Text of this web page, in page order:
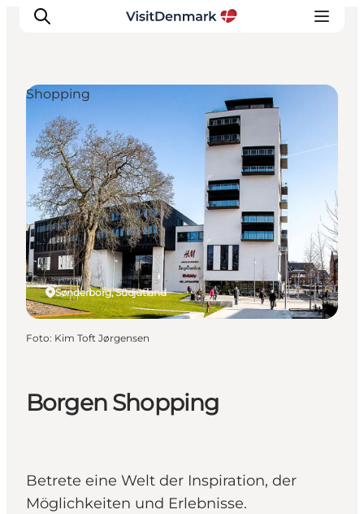
Inspiration
Regionen
Erlebnisse
Unterkünfte
Reiseplanung
Borgen Shopping
Betrete eine Welt der Inspiration, der
Möglichkeiten und Erlebnisse.
Sønderborg, Südjütland
Shopping
Foto: Kim Toft Jørgensen